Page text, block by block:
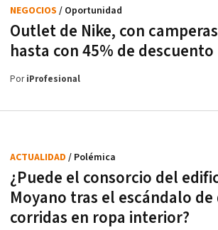
Outlet de Nike, con
hasta con 45% de descuento
NEGOCIOS / Oportunidad
PoriProfesional
¿Puede el consorcio del
Moyano tras el escándalo de
corridas en ropa interior?
ACTUALIDAD / Polémica